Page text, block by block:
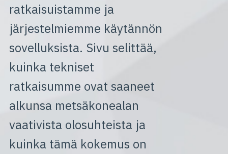
ratkaisuistamme ja
järjestelmiemme käytännön
sovelluksista. Sivu selittää,
kuinka tekniset
ratkaisumme ovat saaneet
alkunsa metsäkonealan
vaativista olosuhteista ja
kuinka tämä kokemus on